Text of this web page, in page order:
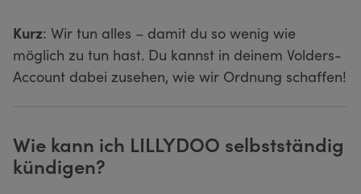
Kurz: Wir tun alles – damit du so wenig wie
möglich zu tun hast. Du kannst in deinem Volders-
Account dabei zusehen, wie wir Ordnung schaffen!
Wie kann ich LILLYDOO selbstständig
kündigen?